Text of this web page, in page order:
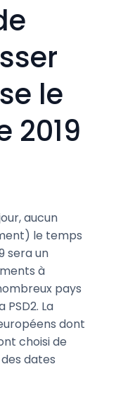
le
2019
aucun
le temps
sera un
à
pays
La
dont
choisi de
dates